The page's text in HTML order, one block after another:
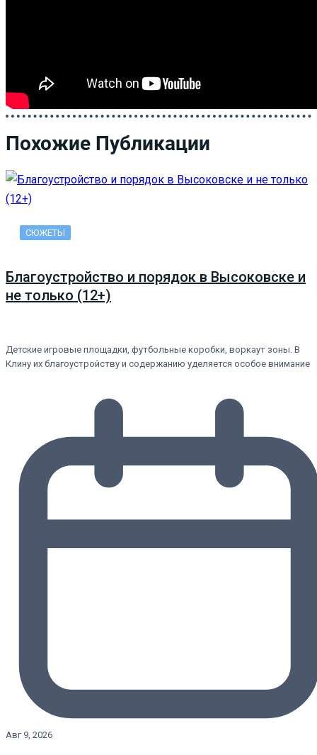
Похожие Публикации
СЮЖЕТЫ
Благоустройство и порядок в Высоковске и
не только (12+)
Детские игровые площадки, футбольные коробки, воркаут зоны. В
Клину их благоустройству и содержанию уделяется особое внимание
Авг 9, 2026